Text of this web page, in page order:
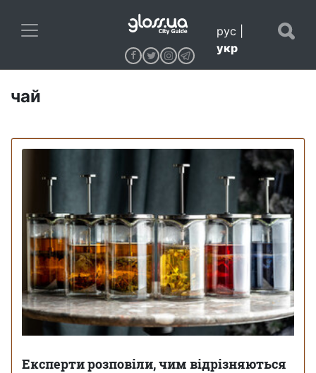
рус
укр
чай
Експерти розповіли, чим відрізняються